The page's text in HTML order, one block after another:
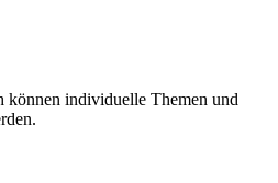
können individuelle Themen und